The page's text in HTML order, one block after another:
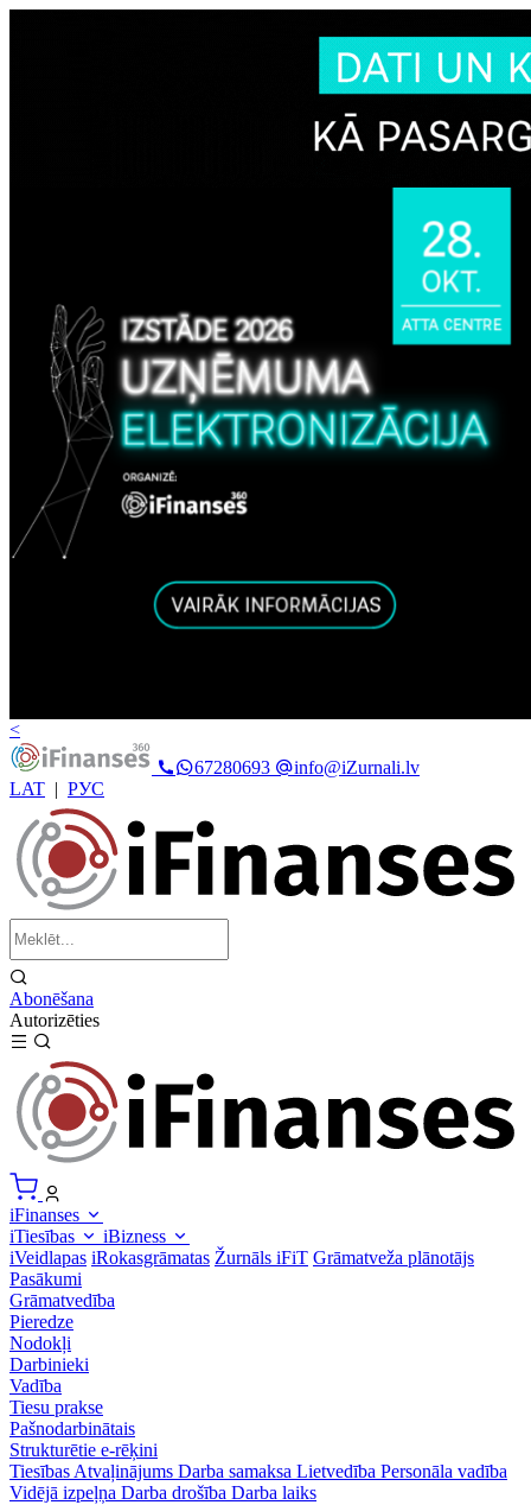
<
67280693
info@iZurnali.lv
LAT | РУС
Abonēšana
Autorizēties
iFinanses
iTiesības
iBizness
iVeidlapas iRokasgrāmatas Žurnāls iFiT Grāmatveža plānotājs
Pasākumi
Grāmatvedība
Pieredze
Nodokļi
Darbinieki
Vadība
Tiesu prakse
Pašnodarbinātais
Strukturētie e-rēķini
Tiesības Atvaļinājums Darba samaksa Lietvedība Personāla vadība
Vidējā izpeļņa Darba drošība Darba laiks